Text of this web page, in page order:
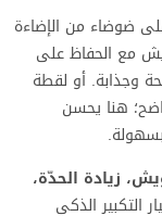
ضوضاء من الإضاءة
مع الحفاظ على
وجذابة. أو لقطة
هنا يحسن
زيادة الحدّة،
التكبير الذكي